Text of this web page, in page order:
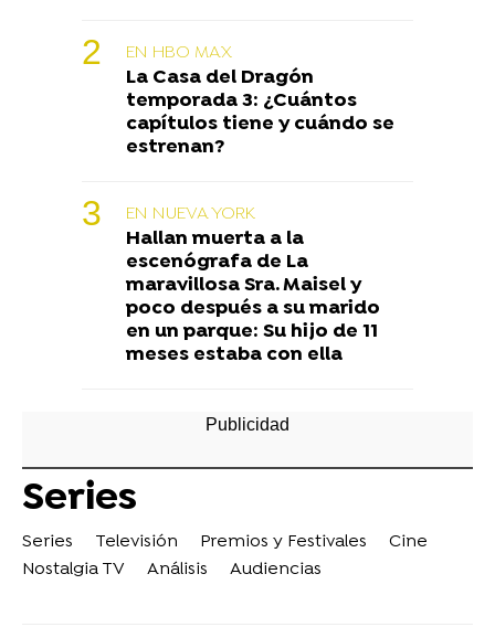
EN HBO MAX
La Casa del Dragón
temporada 3: ¿Cuántos
capítulos tiene y cuándo se
estrenan?
EN NUEVA YORK
Hallan muerta a la
escenógrafa de La
maravillosa Sra. Maisel y
poco después a su marido
en un parque: Su hijo de 11
meses estaba con ella
Series
Series Televisión Premios y Festivales
Cine
Nostalgia TV
Análisis Audiencias